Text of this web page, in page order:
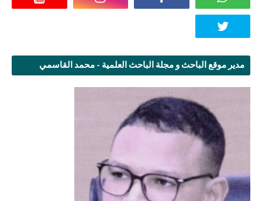
مدير موقع الباحث و مجلة الباحث العلمية - محمد القاسمي